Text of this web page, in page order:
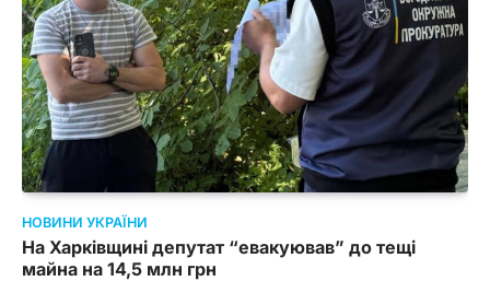
НОВИНИ УКРАЇНИ
На Харківщині депутат “евакуював” до тещі
майна на 14,5 млн грн